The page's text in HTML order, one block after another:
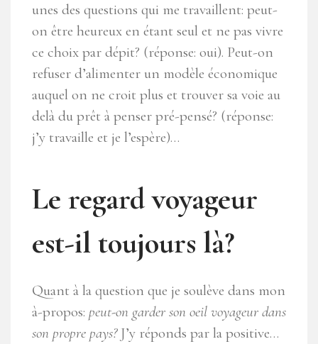
unes des questions qui me travaillent: peut-
on être heureux en étant seul et ne pas vivre
ce choix par dépit? (réponse: oui). Peut-on
refuser d’alimenter un modèle économique
auquel on ne croit plus et trouver sa voie au
delà du prêt à penser pré-pensé? (réponse:
j’y travaille et je l’espère)…
Le regard voyageur
est-il toujours là?
Quant à la question que je soulève dans mon
à-propos: peut-on garder son oeil voyageur dans
son propre pays?J’y réponds par la positive…